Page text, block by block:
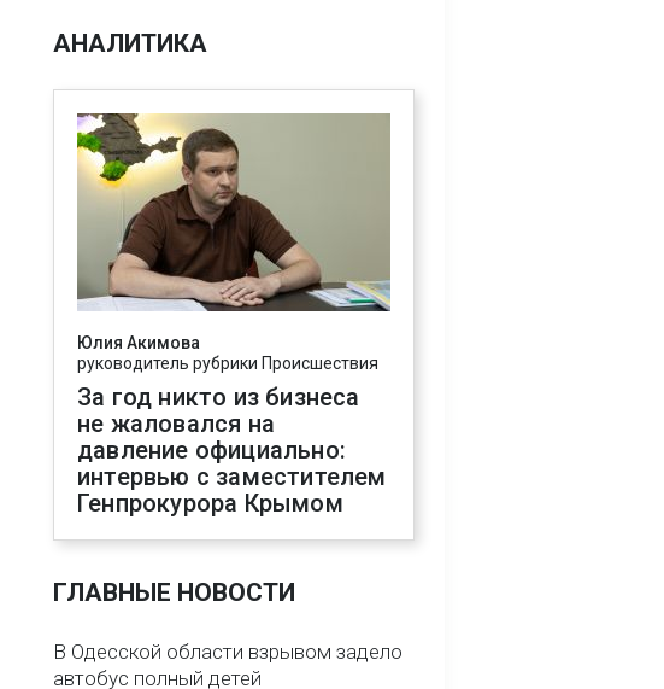
АНАЛИТИКА
Юлия Акимова
руководитель рубрики Происшествия
За год никто из бизнеса
не жаловался на
давление официально:
интервью с заместителем
Генпрокурора Крымом
ГЛАВНЫЕ НОВОСТИ
В Одесской области взрывом задело
автобус полный детей